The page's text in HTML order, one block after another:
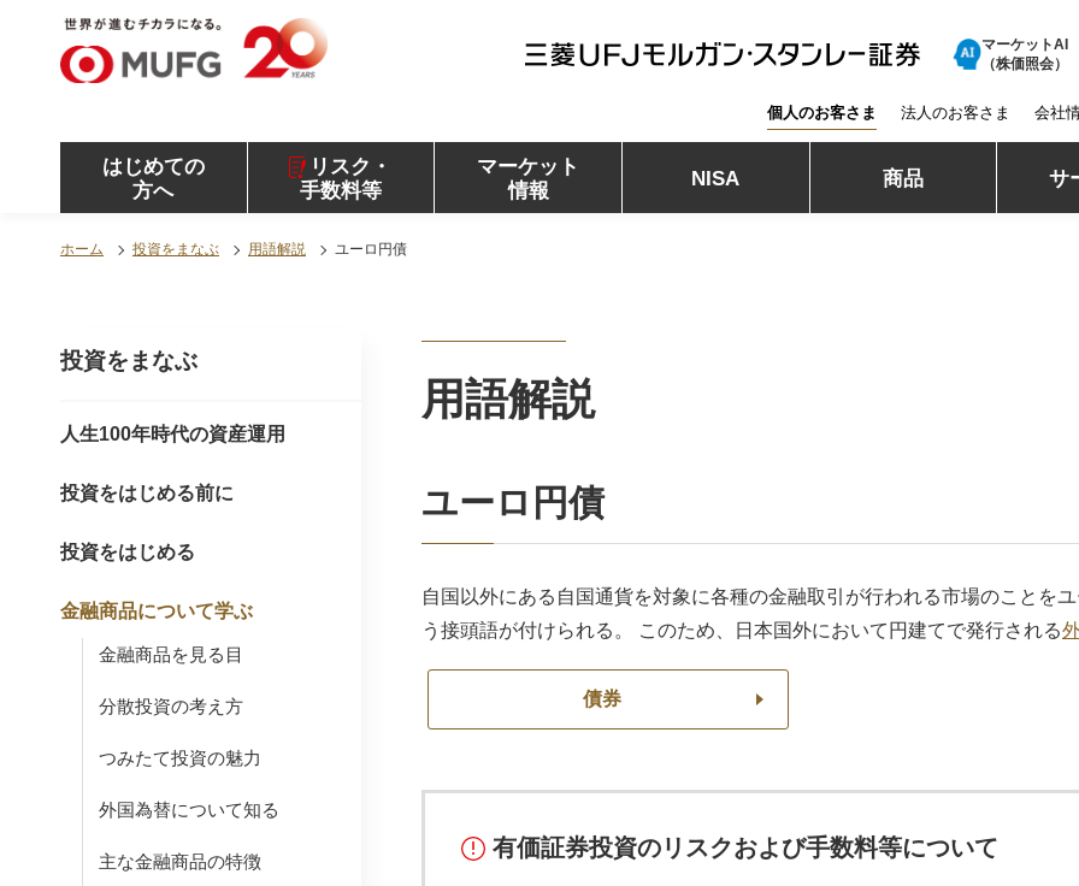
MUFG 世界が進むチカラになる。 三菱ＵＦＪモル
ガン・スタンレー証券
三菱ＵＦＪモルガン・スタンレー証券
マーケットAI
（株価照会）
はじめての
方へ
リスク・
手数料等
マーケット
情報
NISA 商品 サ
個人のお客さま 法人のお客さま 会社
ホーム 投資をまなぶ 用語解説 ユーロ円債
用語解説
ユーロ円債
自国以外にある自国通貨を対象に各種の金融取引が行われる市場のことを
う接頭語が付けられる。 このため、日本国外において円建てで発行される
債券
有価証券投資のリスクおよび手数料等について
投資をまなぶ
人生100年時代の資産運用
投資をはじめる前に
投資をはじめる
金融商品について学ぶ
金融商品を見る目
分散投資の考え方
つみたて投資の魅力
外国為替について知る
主な金融商品の特徴